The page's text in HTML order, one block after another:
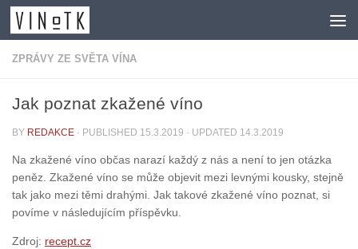
Skip to content
ZPRÁVY ZE SVĚTA VÍNA
Jak poznat zkažené víno
BY REDAKCE · PUBLISHED 15.3.2019 · UPDATED 14.3.2019
Na zkažené víno občas narazí každý z nás a není to jen otázka
peněz. Zkažené víno se může objevit mezi levnými kousky, stejně
tak jako mezi těmi drahými. Jak takové zkažené víno poznat, si
povíme v následujícím příspěvku.
Zdroj: recept.cz